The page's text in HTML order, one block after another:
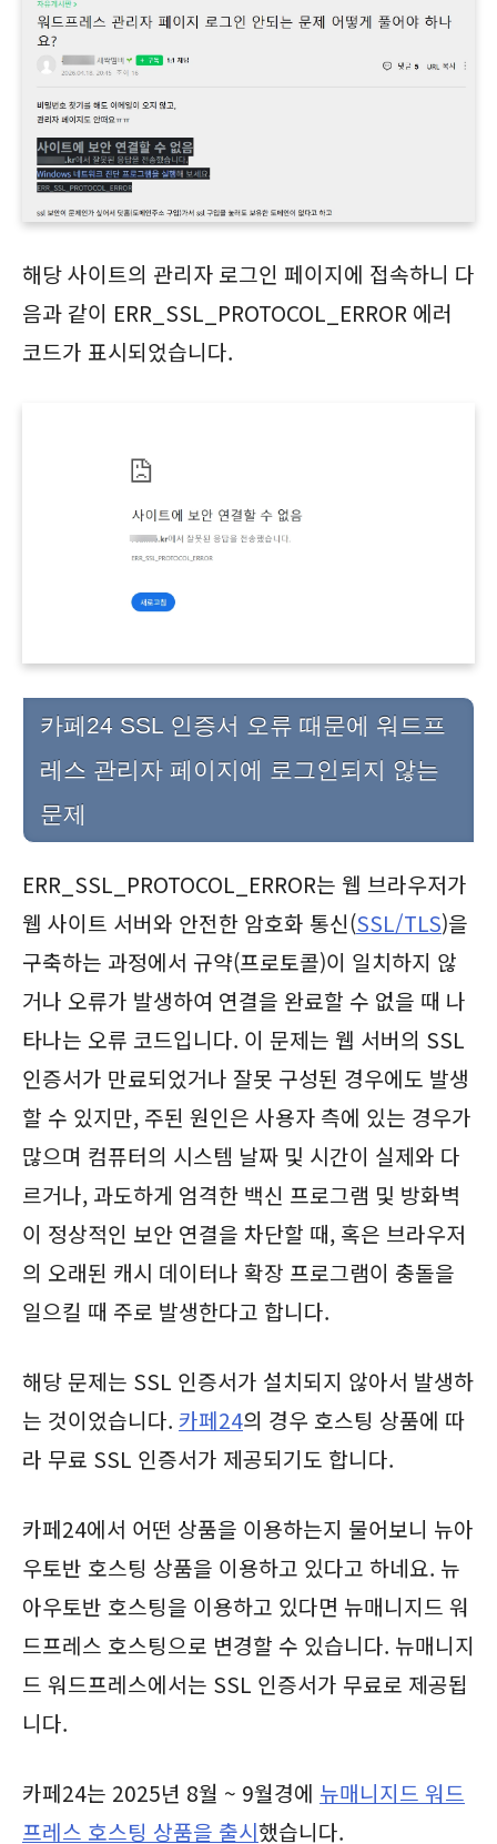
해당 사이트의 관리자 로그인 페이지에 접속하니 다
음과 같이 ERR_SSL_PROTOCOL_ERROR 에러
코드가 표시되었습니다.
카페24 SSL 인증서 오류 때문에 워드프
레스 관리자 페이지에 로그인되지 않는
문제
ERR_SSL_PROTOCOL_ERROR는 웹 브라우저가
웹 사이트 서버와 안전한 암호화 통신(SSL/TLS)을
구축하는 과정에서 규약(프로토콜)이 일치하지 않
거나 오류가 발생하여 연결을 완료할 수 없을 때 나
타나는 오류 코드입니다. 이 문제는 웹 서버의 SSL
인증서가 만료되었거나 잘못 구성된 경우에도 발생
할 수 있지만, 주된 원인은 사용자 측에 있는 경우가
많으며 컴퓨터의 시스템 날짜 및 시간이 실제와 다
르거나, 과도하게 엄격한 백신 프로그램 및 방화벽
이 정상적인 보안 연결을 차단할 때, 혹은 브라우저
의 오래된 캐시 데이터나 확장 프로그램이 충돌을
일으킬 때 주로 발생한다고 합니다.
해당 문제는 SSL 인증서가 설치되지 않아서 발생하
는 것이었습니다. 카페24의 경우 호스팅 상품에 따
라 무료 SSL 인증서가 제공되기도 합니다.
카페24에서 어떤 상품을 이용하는지 물어보니 뉴아
우토반 호스팅 상품을 이용하고 있다고 하네요. 뉴
아우토반 호스팅을 이용하고 있다면 뉴매니지드 워
드프레스 호스팅으로 변경할 수 있습니다. 뉴매니지
드 워드프레스에서는 SSL 인증서가 무료로 제공됩
니다.
카페24는 2025년 8월 ~ 9월경에 뉴매니지드 워드
프레스 호스팅 상품을 출시했습니다.